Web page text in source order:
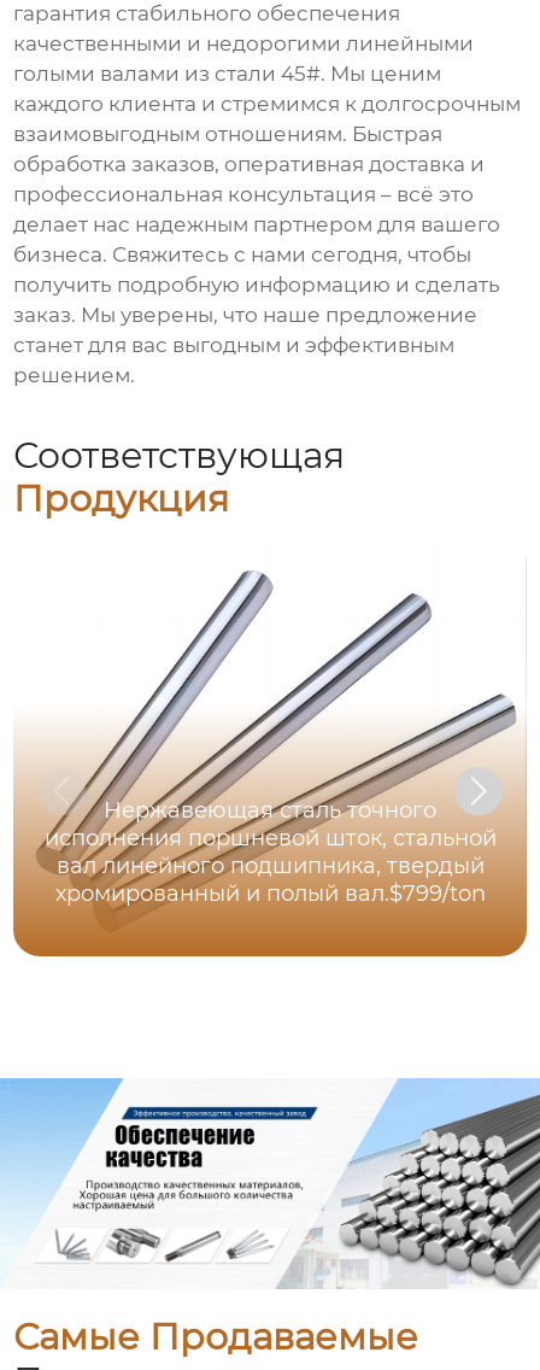
гарантия стабильного обеспечения
качественными и недорогими линейными
голыми валами из стали 45#. Мы ценим
каждого клиента и стремимся к долгосрочным
взаимовыгодным отношениям. Быстрая
обработка заказов, оперативная доставка и
профессиональная консультация – всё это
делает нас надежным партнером для вашего
бизнеса. Свяжитесь с нами сегодня, чтобы
получить подробную информацию и сделать
заказ. Мы уверены, что наше предложение
станет для вас выгодным и эффективным
решением.
Соответствующая
Продукция
Нержавеющая сталь точного
исполнения поршневой шток, стальной
вал линейного подшипника, твердый
хромированный и полый вал.$799/ton
Самые Продаваемые